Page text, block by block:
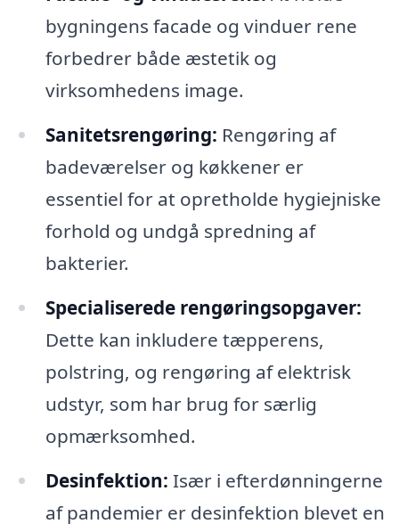
bygningens facade og vinduer rene
forbedrer både æstetik og
virksomhedens image.
Sanitetsrengøring: Rengøring af
badeværelser og køkkener er
essentiel for at opretholde hygiejniske
forhold og undgå spredning af
bakterier.
Specialiserede rengøringsopgaver:
Dette kan inkludere tæpperens,
polstring, og rengøring af elektrisk
udstyr, som har brug for særlig
opmærksomhed.
Desinfektion: Især i efterdønningerne
af pandemier er desinfektion blevet en